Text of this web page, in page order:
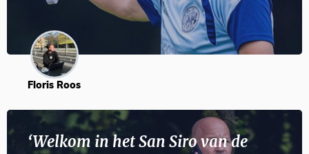
Floris Roos
‘Welkom in het San Siro van de